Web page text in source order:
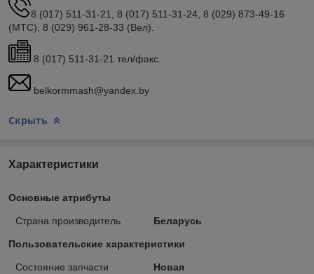
8 (017) 511-31-21, 8 (017) 511-31-24, 8 (029) 873-49-16
(МТС), 8 (029) 961-28-33 (Вел).
8 (017) 511-31-21 тел/факс.
belkormmash@yandex.by
Скрыть
Характеристики
Основные атрибуты
Страна производитель Беларусь
Пользовательские характеристики
Состояние запчасти
Новая